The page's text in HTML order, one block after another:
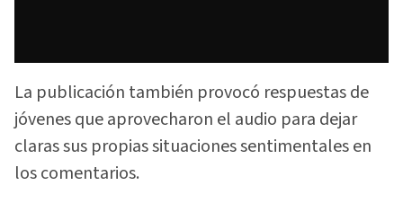
La publicación también provocó respuestas de
jóvenes que aprovecharon el audio para dejar
claras sus propias situaciones sentimentales en
los comentarios.